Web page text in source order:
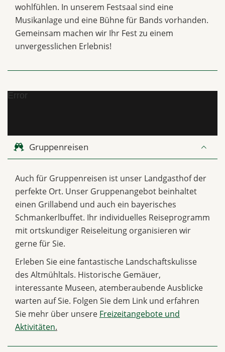
wohlfühlen. In unserem Festsaal sind eine
Musikanlage und eine Bühne für Bands vorhanden.
Gemeinsam machen wir Ihr Fest zu einem
unvergesslichen Erlebnis!
Error
Gruppenreisen
Auch für Gruppenreisen ist unser Landgasthof der
perfekte Ort. Unser Gruppenangebot beinhaltet
einen Grillabend und auch ein bayerisches
Schmankerlbuffet. Ihr individuelles Reiseprogramm
mit ortskundiger Reiseleitung organisieren wir
gerne für Sie.
Erleben Sie eine fantastische Landschaftskulisse
des Altmühltals. Historische Gemäuer,
interessante Museen, atemberaubende Ausblicke
warten auf Sie. Folgen Sie dem Link und erfahren
Sie mehr über unsere Freizeitangebote und
Aktivitäten.